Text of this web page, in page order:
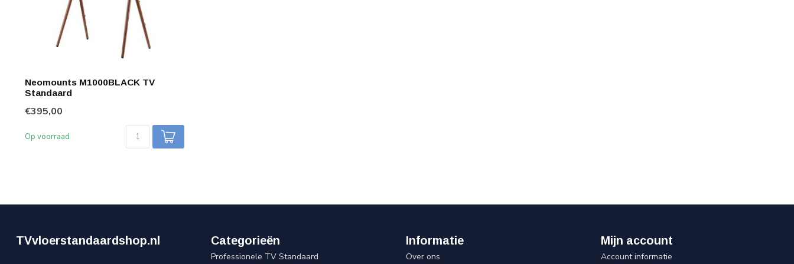
Neomounts M1000BLACK TV
Standaard
€395,00
Op voorraad
TVvloerstandaardshop.nl Categorieën
Professionele TV Standaard
Informatie
Over ons
Mijn account
Account informatie